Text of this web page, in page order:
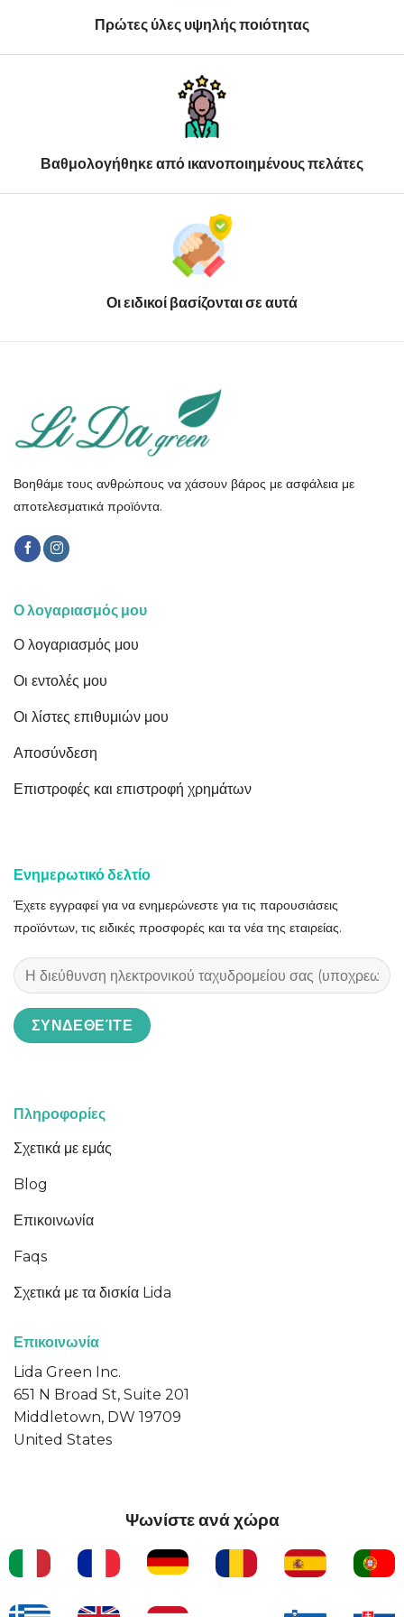
Πρώτες ύλες υψηλής ποιότητας
Βαθμολογήθηκε από ικανοποιημένους πελάτες
Οι ειδικοί βασίζονται σε αυτά
Βοηθάμε τους ανθρώπους να χάσουν βάρος με ασφάλεια με
αποτελεσματικά προϊόντα.
Ο λογαριασμός μου
Ο λογαριασμός μου
Οι εντολές μου
Οι λίστες επιθυμιών μου
Αποσύνδεση
Επιστροφές και επιστροφή χρημάτων
Πληροφορίες
Σχετικά με εμάς
Blog
Επικοινωνία
Faqs
Σχετικά με τα δισκία Lida
Επικοινωνία
Lida Green Inc.
651 N Broad St, Suite 201
Middletown, DW 19709
United States
Ενημερωτικό δελτίο
Έχετε εγγραφεί για να ενημερώνεστε για τις παρουσιάσεις
προϊόντων, τις ειδικές προσφορές και τα νέα της εταιρείας.
Ψωνίστε ανά χώρα